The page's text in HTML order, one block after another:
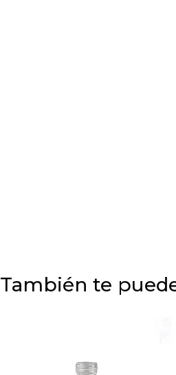
También te